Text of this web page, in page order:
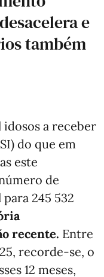
e
também
idosos a receber
do que em
este
de
245 532
recente. Entre
recorde-se, o
12 meses,